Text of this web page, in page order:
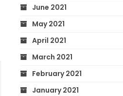
June 2021
May 2021
April 2021
March 2021
February 2021
January 2021